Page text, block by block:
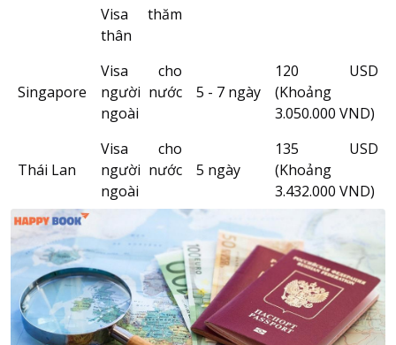
Visa thăm
thân
Singapore
Visa cho
người nước
ngoài
5 - 7 ngày
120 USD
(Khoảng
3.050.000 VND)
Thái Lan
Visa cho
người nước
ngoài
5 ngày
135 USD
(Khoảng
3.432.000 VND)